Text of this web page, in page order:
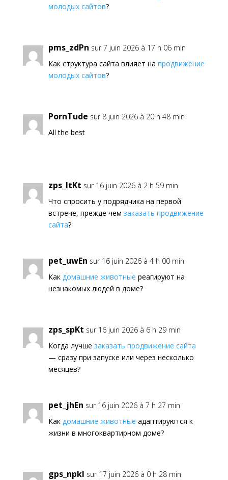
молодых сайтов?
pms_zdPn sur 7 juin 2026 à 17 h 06 min
Как структура сайта влияет на продвижение
молодых сайтов?
PornTude sur 8 juin 2026 à 20 h 48 min
All the best
zps_ltKt sur 16 juin 2026 à 2 h 59 min
Что спросить у подрядчика на первой
встрече, прежде чем заказать продвижение
сайта?
pet_uwEn sur 16 juin 2026 à 4 h 00 min
Как домашние животные реагируют на
незнакомых людей в доме?
zps_spKt sur 16 juin 2026 à 6 h 29 min
Когда лучше заказать продвижение сайта
— сразу при запуске или через несколько
месяцев?
pet_jhEn sur 16 juin 2026 à 7 h 27 min
Как домашние животные адаптируются к
жизни в многоквартирном доме?
gps_npkl sur 17 juin 2026 à 0 h 28 min